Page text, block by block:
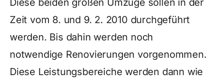
Diese beiden großen Umzüge sollen in der
Zeit vom 8. und 9. 2. 2010 durchgeführt
werden. Bis dahin werden noch
notwendige Renovierungen vorgenommen.
Diese Leistungsbereiche werden dann wie